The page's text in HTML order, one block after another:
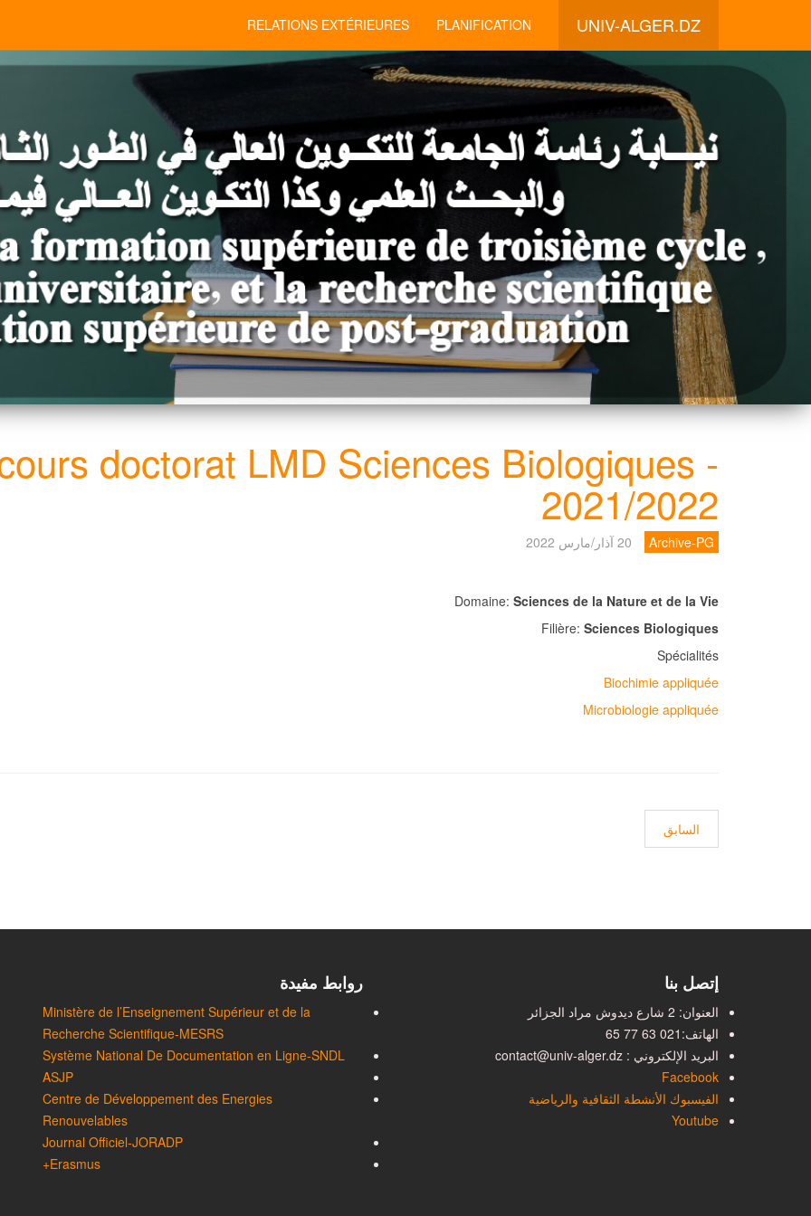
UNIV-ALGER.DZ
PLANIFICATION
RELATIONS EXTÉRIEURES
doctorat LMD Sciences Biologiques -
2021/2022
Archive-PG 20 آذار/مارس 2022
Domaine: Sciences de la Nature et de la Vie
Filière: Sciences Biologiques
Spécialités
Biochimie appliquée
Microbiologie appliquée
المقال السابق: الإعلان عن فتــح دورة تقييـم حصائل البحث النهائية لمـشاريع البحث التكويني الجامعي المـعتمدة سنة 2018
السابق
إتصل بنا
العنوان: 2 شارع ديدوش مراد الجزائر
الهاتف: 021 63 77 65
البريد الإلكتروني : contact@univ-alger.dz
Facebook
الفيسبوك الأنشطة الثقافية والرياضية
Youtube
روابط مفيدة
Ministère de l’Enseignement Supérieur et de la
Recherche Scientifique-MESRS
Système National De Documentation en Ligne-SNDL
ASJP
Centre de Développement des Energies
Renouvelables
Journal Officiel-JORADP
Erasmus+